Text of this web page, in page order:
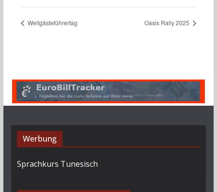
Weltgästeführertag Oasis Rally 2025
Werbung
Sprachkurs Tunesisch